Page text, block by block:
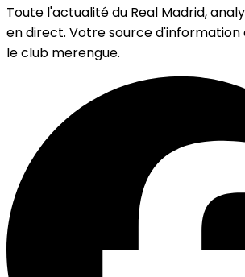
Toute l'actualité du Real Madrid,
en direct. Votre source
le club merengue.